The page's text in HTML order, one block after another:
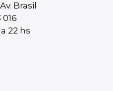
Brasil
22 hs